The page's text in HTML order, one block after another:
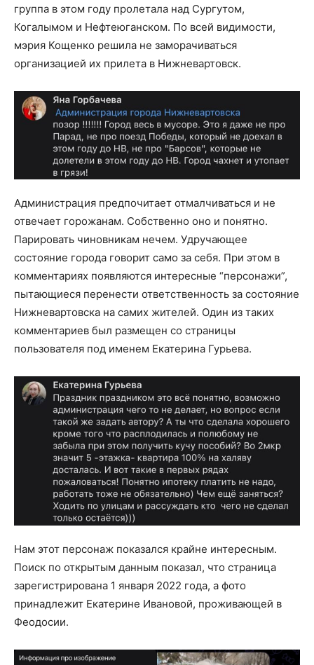
группа в этом году пролетала над Сургутом,
Когалымом и Нефтеюганском. По всей видимости,
мэрия Кощенко решила не заморачиваться
организацией их прилета в Нижневартовск.
Администрация предпочитает отмалчиваться и не
отвечает горожанам. Собственно оно и понятно.
Парировать чиновникам нечем. Удручающее
состояние города говорит само за себя. При этом в
комментариях появляются интересные “персонажи”,
пытающиеся перенести ответственность за состояние
Нижневартовска на самих жителей. Один из таких
комментариев был размещен со страницы
пользователя под именем Екатерина Гурьева.
Нам этот персонаж показался крайне интересным.
Поиск по открытым данным показал, что страница
зарегистрирована 1 января 2022 года, а фото
принадлежит Екатерине Ивановой, проживающей в
Феодосии.